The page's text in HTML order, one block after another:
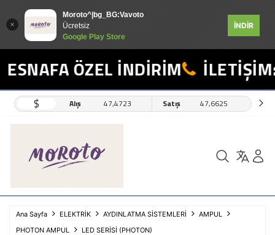
Moroto^|bg_BG:Vavoto
Ücretsiz
Google Play Store
İNDİR
ÖZEL İNDİRİM
$ Alış 47,4723 Satış 47,6625
Ana Sayfa ELEKTRİK AYDINLATMA SİSTEMLERİ
AMPUL
PHOTON AMPUL
LED SERİSİ (PHOTON)